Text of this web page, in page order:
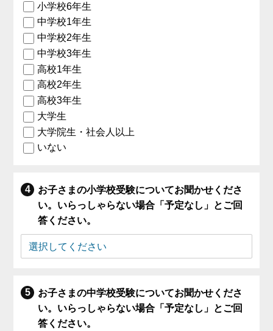
小学校6年生
中学校1年生
中学校2年生
中学校3年生
高校1年生
高校2年生
高校3年生
大学生
大学院生・社会人以上
いない
お子さまの小学校受験についてお聞かせくださ
い。いらっしゃらない場合「予定なし」とご回
答ください。
お子さまの中学校受験についてお聞かせくださ
い。いらっしゃらない場合「予定なし」とご回
答ください。